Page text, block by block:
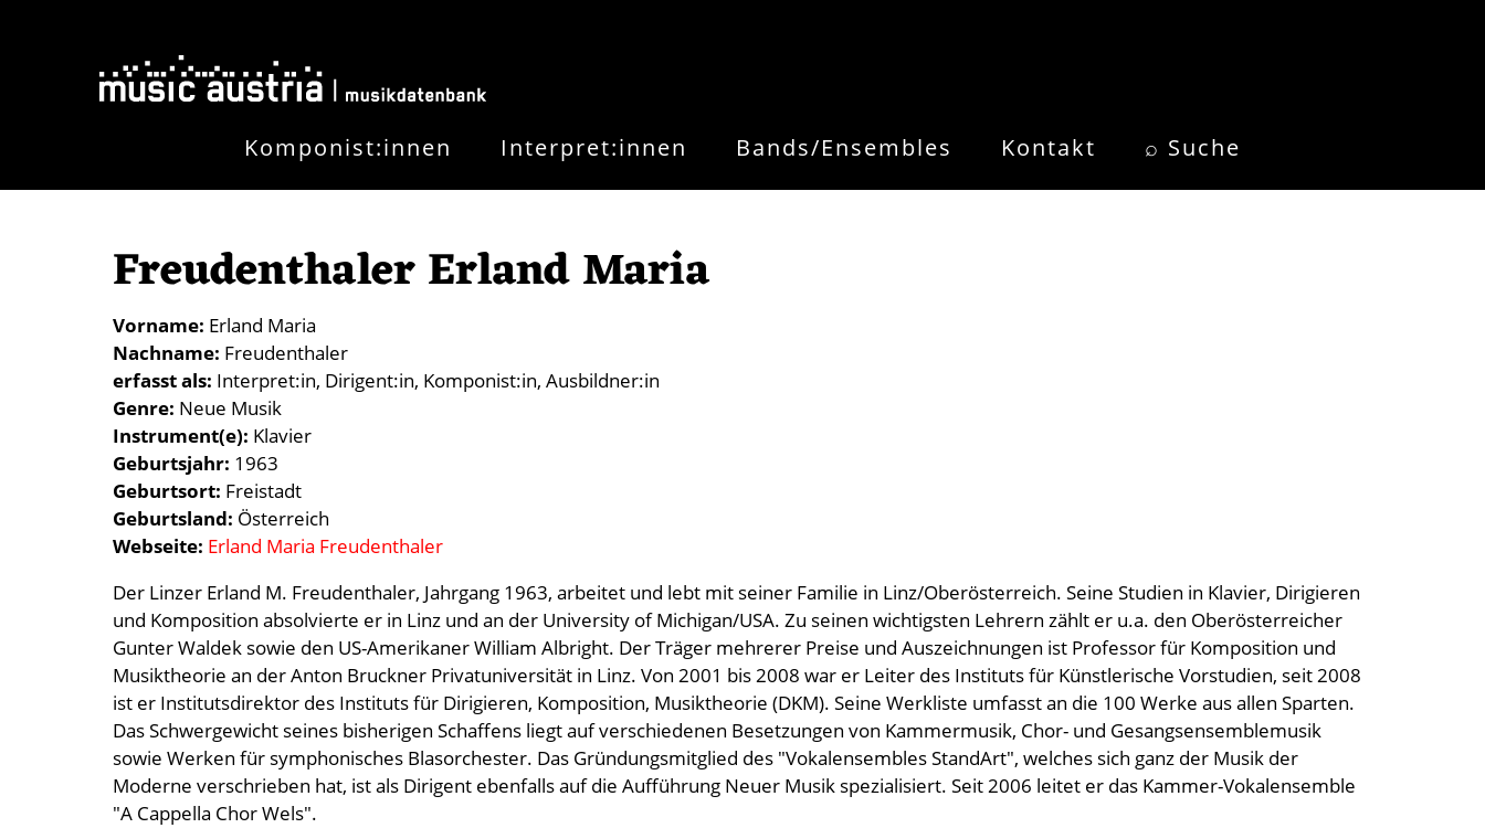
Komponist:innen Interpret:innen Bands/Ensembles Kontakt ⌕ Suche
Freudenthaler Erland Maria
Vorname Erland Maria
Nachname Freudenthaler
erfasst als Interpret:in Dirigent:in Komponist:in Ausbildner:in
Genre Neue Musik
Instrument(e) Klavier
Geburtsjahr 1963
Geburtsort Freistadt
Geburtsland Österreich
Webseite Erland Maria Freudenthaler
Der Linzer Erland M. Freudenthaler, Jahrgang 1963, arbeitet und lebt mit seiner Familie in Linz/Oberösterreich. Seine Studien in Klavier, Dirigieren
und Komposition absolvierte er in Linz und an der University of Michigan/USA. Zu seinen wichtigsten Lehrern zählt er u.a. den Oberösterreicher
Gunter Waldek sowie den US-Amerikaner William Albright. Der Träger mehrerer Preise und Auszeichnungen ist Professor für Komposition und
Musiktheorie an der Anton Bruckner Privatuniversität in Linz. Von 2001 bis 2008 war er Leiter des Instituts für Künstlerische Vorstudien, seit 2008
ist er Institutsdirektor des Instituts für Dirigieren, Komposition, Musiktheorie (DKM). Seine Werkliste umfasst an die 100 Werke aus allen Sparten.
Das Schwergewicht seines bisherigen Schaffens liegt auf verschiedenen Besetzungen von Kammermusik, Chor- und Gesangsensemblemusik
sowie Werken für symphonisches Blasorchester. Das Gründungsmitglied des "Vokalensembles StandArt", welches sich ganz der Musik der
Moderne verschrieben hat, ist als Dirigent ebenfalls auf die Aufführung Neuer Musik spezialisiert. Seit 2006 leitet er das Kammer-Vokalensemble
"A Cappella Chor Wels".